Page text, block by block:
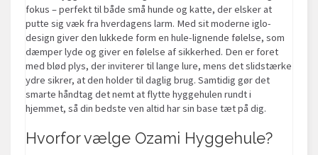
fokus – perfekt til både små hunde og katte, der elsker at
putte sig væk fra hverdagens larm. Med sit moderne iglo-
design giver den lukkede form en hule-lignende følelse, som
dæmper lyde og giver en følelse af sikkerhed. Den er foret
med blød plys, der inviterer til lange lure, mens det slidstærke
ydre sikrer, at den holder til daglig brug. Samtidig gør det
smarte håndtag det nemt at flytte hyggehulen rundt i
hjemmet, så din bedste ven altid har sin base tæt på dig.
Hvorfor vælge Ozami Hyggehule?